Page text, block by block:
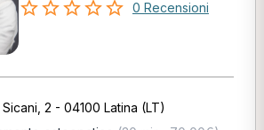
0 Recensioni
2 - 04100 Latina (LT)